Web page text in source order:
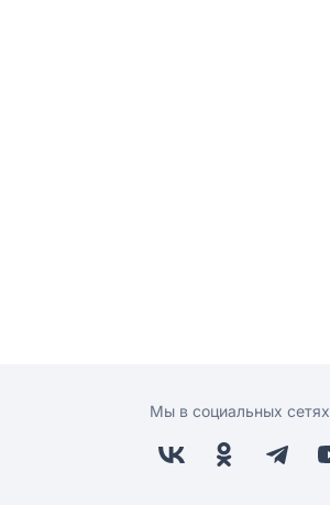
Мы в социальных сетях